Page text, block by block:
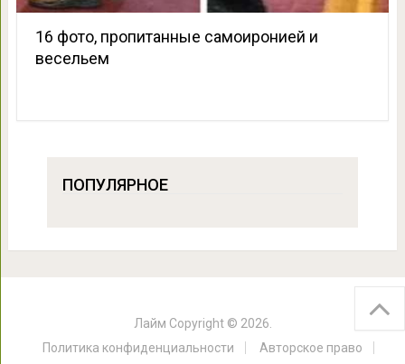
16 фото, пропитанные самоиронией и
весельем
ПОПУЛЯРНОЕ
Лайм Copyright © 2026.
Политика конфиденциальности
Авторское право